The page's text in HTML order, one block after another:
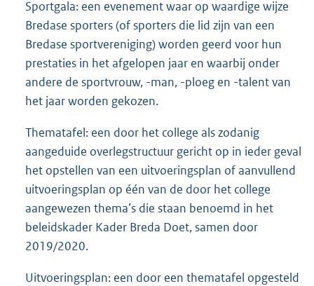
Sportgala: een evenement waar op waardige wijze
Bredase sporters (of sporters die lid zijn van een
Bredase sportvereniging) worden geerd voor hun
prestaties in het afgelopen jaar en waarbij onder
andere de sportvrouw, -man, -ploeg en -talent van
het jaar worden gekozen.
Thematafel: een door het college als zodanig
aangeduide overlegstructuur gericht op in ieder geval
het opstellen van een uitvoeringsplan of aanvullend
uitvoeringsplan op één van de door het college
aangewezen thema’s die staan benoemd in het
beleidskader Kader Breda Doet, samen door
2019/2020.
Uitvoeringsplan: een door een thematafel opgesteld